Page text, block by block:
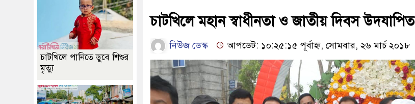
চাটখিলে মহান স্বাধীনতা ও জাতীয় দিবস উদযাপিত
নিউজ ডেস্ক আপডেট: ১০:২৫:১৫ পূর্বাহ্ন, সোমবার, ২৬ মার্চ ২০১৮
চাটখিলে পানিতে ডুবে শিশুর
মৃত্যু